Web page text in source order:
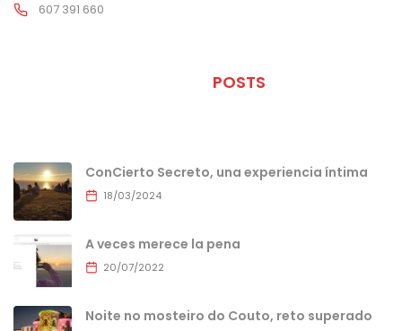
607 391 660
POSTS
ConCierto Secreto, una experiencia íntima
18/03/2024
A veces merece la pena
20/07/2022
Noite no mosteiro do Couto, reto superado